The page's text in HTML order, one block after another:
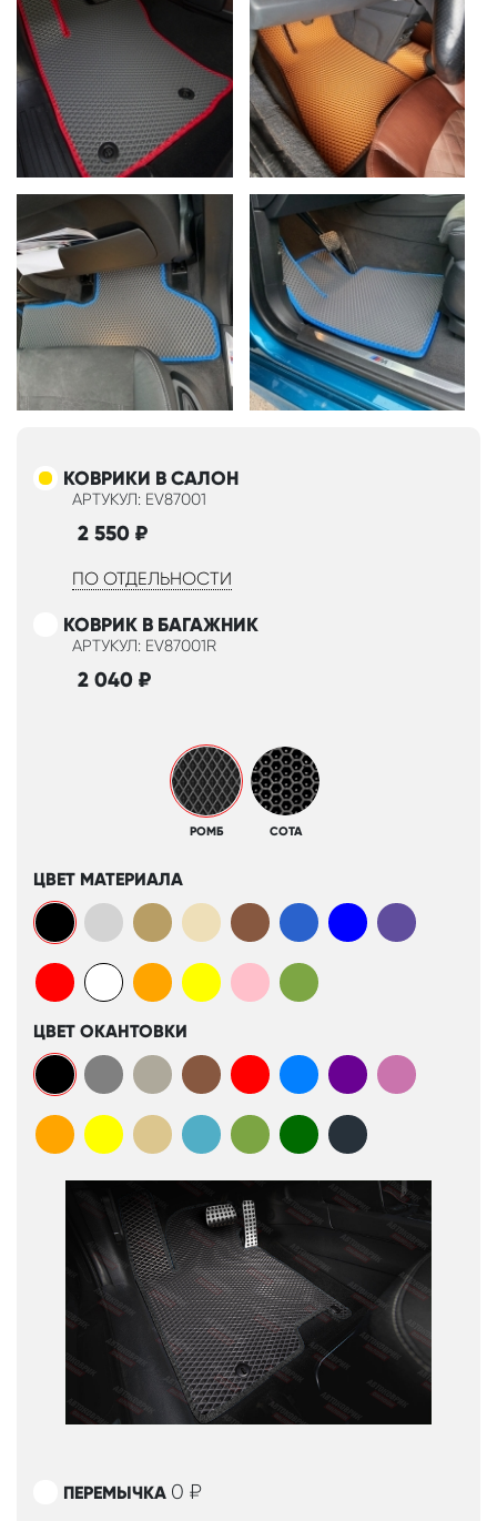
КОВРИКИ В САЛОН
АРТУКУЛ: EV87001
2 550 ₽
ПО ОТДЕЛЬНОСТИ
КОВРИК В БАГАЖНИК
АРТУКУЛ: EV87001R
2 040 ₽
РОМБ СОТА
ЦВЕТ МАТЕРИАЛА
ЦВЕТ ОКАНТОВКИ
ПЕРЕМЫЧКА 0 ₽